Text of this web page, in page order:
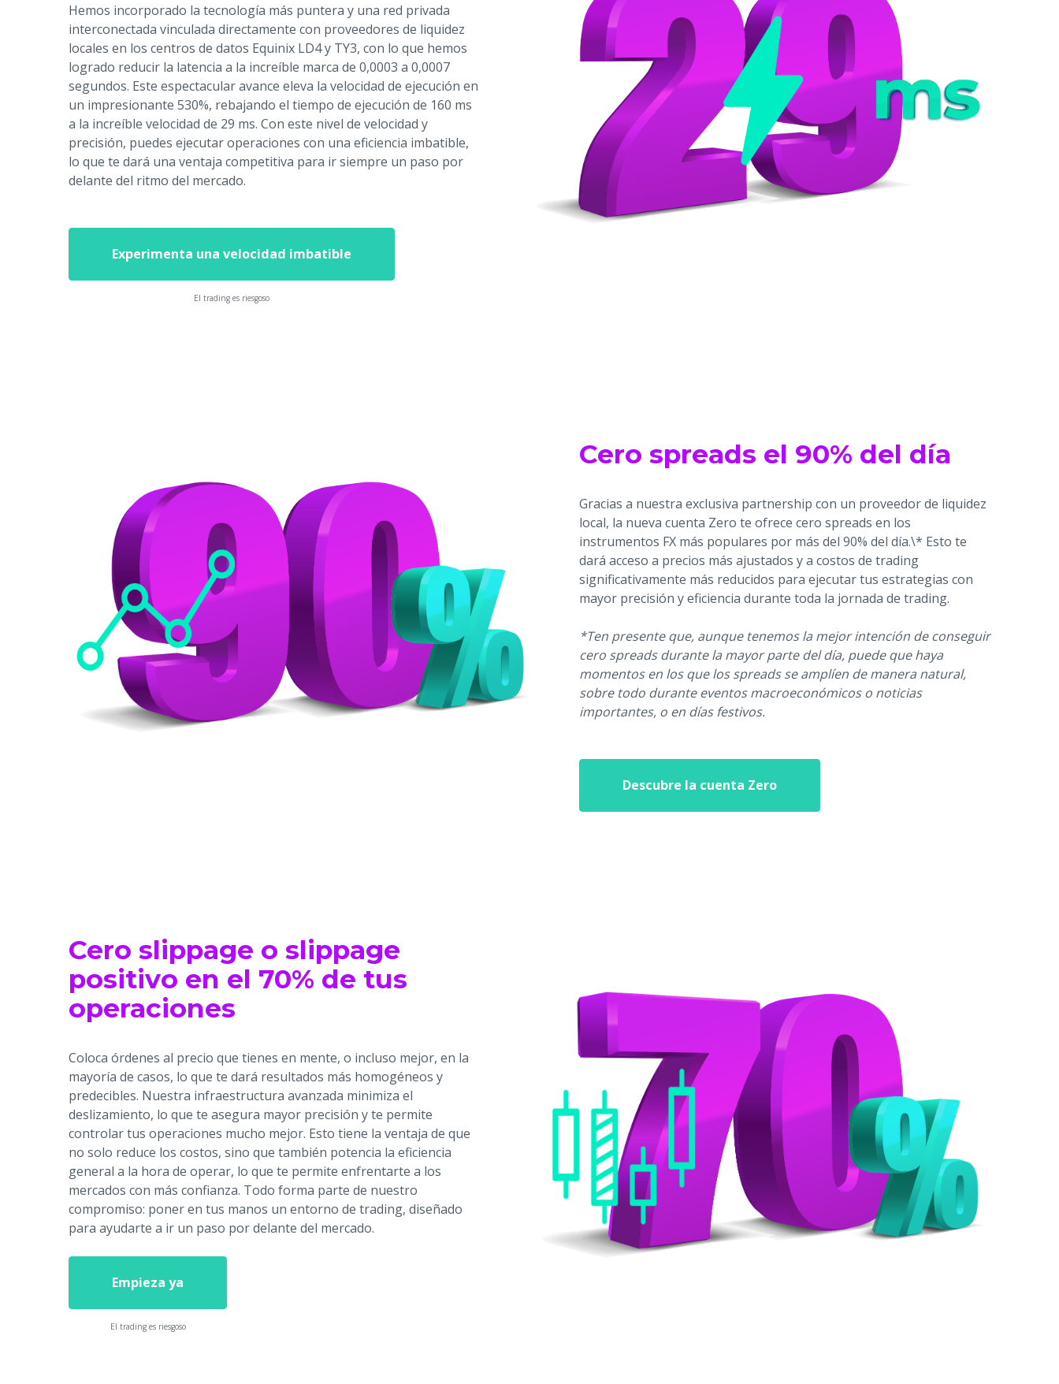
Hemos incorporado la tecnología más puntera y una red privada
interconectada vinculada directamente con proveedores de liquidez
locales en los centros de datos Equinix LD4 y TY3, con lo que hemos
logrado reducir la latencia a la increíble marca de 0,0003 a 0,0007
segundos. Este espectacular avance eleva la velocidad de ejecución en
un impresionante 530%, rebajando el tiempo de ejecución de 160 ms
a la increíble velocidad de 29 ms. Con este nivel de velocidad y
precisión, puedes ejecutar operaciones con una eficiencia imbatible,
lo que te dará una ventaja competitiva para ir siempre un paso por
delante del ritmo del mercado.
Experimenta una velocidad imbatible
El trading es riesgoso
Cero spreads el 90% del día
Gracias a nuestra exclusiva partnership con un proveedor de liquidez
local, la nueva cuenta Zero te ofrece cero spreads en los
instrumentos FX más populares por más del 90% del día.\* Esto te
dará acceso a precios más ajustados y a costos de trading
significativamente más reducidos para ejecutar tus estrategias con
mayor precisión y eficiencia durante toda la jornada de trading.
*Ten presente que, aunque tenemos la mejor intención de conseguir
cero spreads durante la mayor parte del día, puede que haya
momentos en los que los spreads se amplíen de manera natural,
sobre todo durante eventos macroeconómicos o noticias
importantes, o en días festivos.
Descubre la cuenta Zero
Cero slippage o slippage
positivo en el 70% de tus
operaciones
Coloca órdenes al precio que tienes en mente, o incluso mejor, en la
mayoría de casos, lo que te dará resultados más homogéneos y
predecibles. Nuestra infraestructura avanzada minimiza el
deslizamiento, lo que te asegura mayor precisión y te permite
controlar tus operaciones mucho mejor. Esto tiene la ventaja de que
no solo reduce los costos, sino que también potencia la eficiencia
general a la hora de operar, lo que te permite enfrentarte a los
mercados con más confianza. Todo forma parte de nuestro
compromiso: poner en tus manos un entorno de trading, diseñado
para ayudarte a ir un paso por delante del mercado.
Empieza ya
El trading es riesgoso